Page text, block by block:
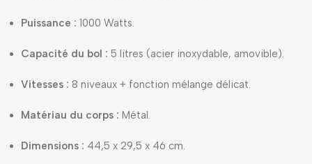
Puissance : 1000 Watts.
Capacité du bol : 5 litres (acier inoxydable, amovible).
Vitesses : 8 niveaux + fonction mélange délicat.
Matériau du corps : Métal.
Dimensions : 44,5 x 29,5 x 46 cm.